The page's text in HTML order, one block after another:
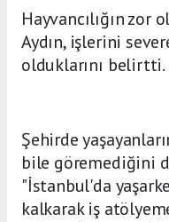
Hayvancılığın zor
Aydın, işlerini
olduklarını belirtti.
Şehirde
bile göremediğini
"İstanbul'da
kalkarak iş